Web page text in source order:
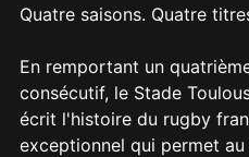
Quatre saisons. Quatre
En remportant un
consécutif, le Stade
écrit l'histoire du rugby
exceptionnel qui permet